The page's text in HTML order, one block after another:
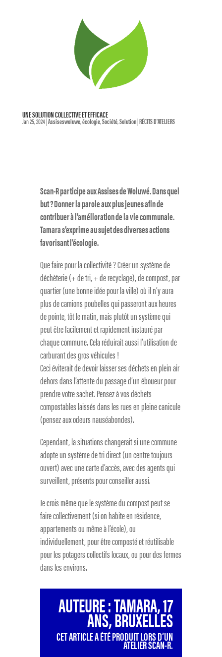
UNE SOLUTION COLLECTIVE ET EFFICACE
Jan 25, 2024|Assiseswoluwe,écologie,Société,Solution|RÉCITS D'ATELIERS
Scan-R participe aux Assises de Woluwé. Dans quel
but ? Donner la parole aux plus jeunes afin de
contribuer à l’amélioration de la vie communale.
Tamara s’exprime au sujet des diverses actions
favorisant l’écologie.
Que faire pour la collectivité ? Créer un système de
déchèterie (+ de tri, + de recyclage), de compost, par
quartier (une bonne idée pour la ville) où il n’y aura
plus de camions poubelles qui passeront aux heures
de pointe, tôt le matin, mais plutôt un système qui
peut être facilement et rapidement instauré par
chaque commune. Cela réduirait aussi l’utilisation de
carburant des gros véhicules !
Ceci éviterait de devoir laisser ses déchets en plein air
dehors dans l’attente du passage d’un éboueur pour
prendre votre sachet. Pensez à vos déchets
compostables laissés dans les rues en pleine canicule
(pensez aux odeurs nauséabondes).
Cependant, la situations changerait si une commune
adopte un système de tri direct (un centre toujours
ouvert) avec une carte d’accès, avec des agents qui
surveillent, présents pour conseiller aussi.
Je crois même que le système du compost peut se
faire collectivement (si on habite en résidence,
appartements ou même à l’école), ou
individuellement, pour être composté et réutilisable
pour les potagers collectifs locaux, ou pour des fermes
dans les environs.
AUTEURE : TAMARA, 17
ANS, BRUXELLES
CET ARTICLE A ÉTÉ PRODUIT LORS D’UN
ATELIER SCAN-R.